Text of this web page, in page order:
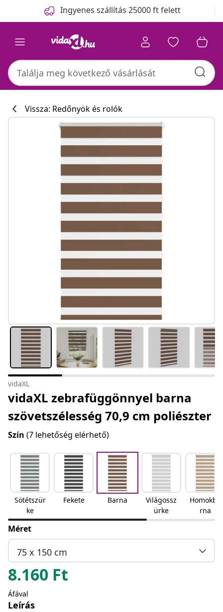
Ingyenes szállítás 25000 ft felett
Vissza: Redőnyök és rolók
vidaXL
vidaXL zebrafüggönnyel barna
szövetszélesség 70,9 cm poliészter
Szín (7 lehetőség elérhető)
Sötétszür
ke
Fekete Barna
Világossz
ürke
Homokba
rna
Méret
75 x 150 cm
8.160 Ft
Áfával
Leírás